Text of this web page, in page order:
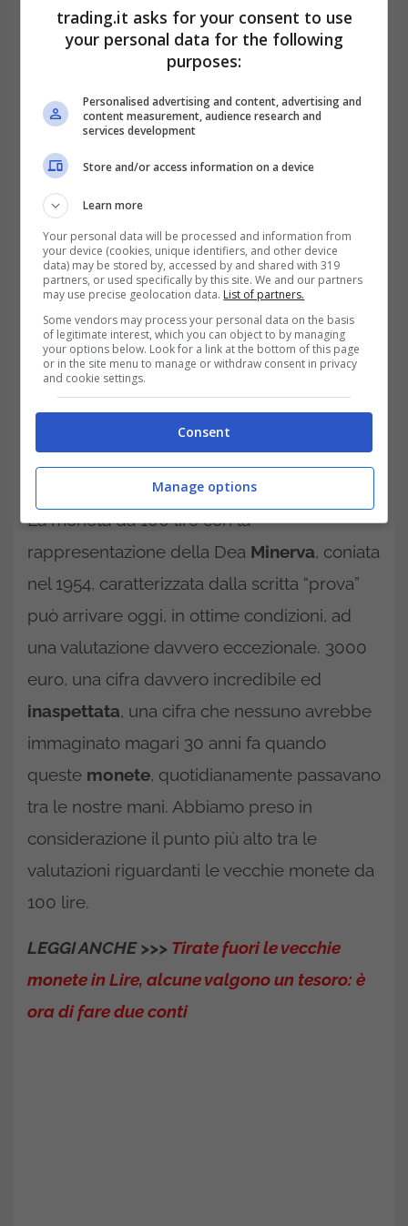
saperlo da qualcun altro per noi. In ogni
caso è giusto conoscere praticamente tutto
di queste monete, anche per essere
consapevoli del tesoro che eventualmente
potrebbematerializzarsi
Quali sono le monete delle
vecchie lire più ambite negli
ultimi anni
La moneta da 100 lire con la
rappresentazione della Dea Minerva, coniata
nel 1954, caratterizzata dalla scritta “prova”
può arrivare oggi, in ottime condizioni, ad
una valutazione davvero eccezionale. 3000
euro, una cifra davvero incredibile ed
inaspettata, una cifra che nessuno avrebbe
immaginato magari 30 anni fa quando
queste monete, quotidianamente passavano
tra le nostre mani. Abbiamo preso in
considerazione il punto più alto tra le
valutazioni riguardanti le vecchie monete da
100 lire.
LEGGI ANCHE >>> Tirate fuori le vecchie
monete in Lire, alcune valgono un tesoro: è
ora di fare due conti
trading.it asks for your consent to use
your personal data for the following
purposes:
Personalised advertising and content, advertising and
content measurement, audience research and
services development
Store and/or access information on a device
Learn more
Your personal data will be processed and information from
your device (cookies, unique identifiers, and other device
data) may be stored by, accessed by and shared with 319
partners, or used specifically by this site. We and our partners
may use precise geolocation data. List of partners.
Some vendors may process your personal data on the basis
of legitimate interest, which you can object to by managing
your options below. Look for a link at the bottom of this page
or in the site menu to manage or withdraw consent in privacy
and cookie settings.
Consent
Manage options